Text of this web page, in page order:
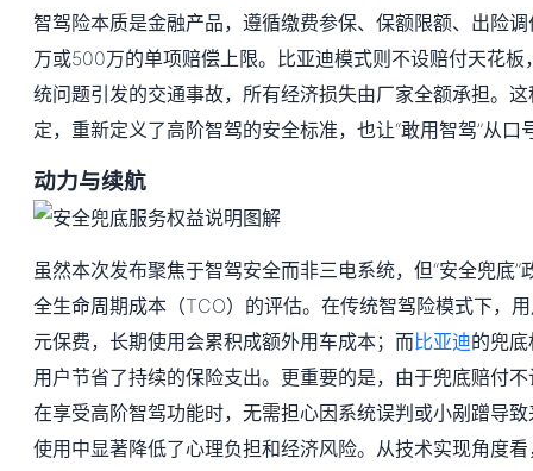
智驾险本质是金融产品，遵循缴费参保、保额限额、出险
万或500万的单项赔偿上限。比亚迪模式则不设赔付天花
统问题引发的交通事故，所有经济损失由厂家全额承担。这
定，重新定义了高阶智驾的安全标准，也让“敢用智驾”从
动力与续航
虽然本次发布聚焦于智驾安全而非三电系统，但“安全兜底
全生命周期成本（TCO）的评估。在传统智驾险模式下，
元保费，长期使用会累积成额外用车成本；而比亚迪的兜
用户节省了持续的保险支出。更重要的是，由于兜底赔付
在享受高阶智驾功能时，无需担心因系统误判或小剐蹭导
使用中显著降低了心理负担和经济风险。从技术实现角度